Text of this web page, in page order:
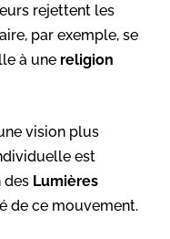
rejettent les
par exemple, se
à une religion
vision plus
est
des Lumières
de ce mouvement.